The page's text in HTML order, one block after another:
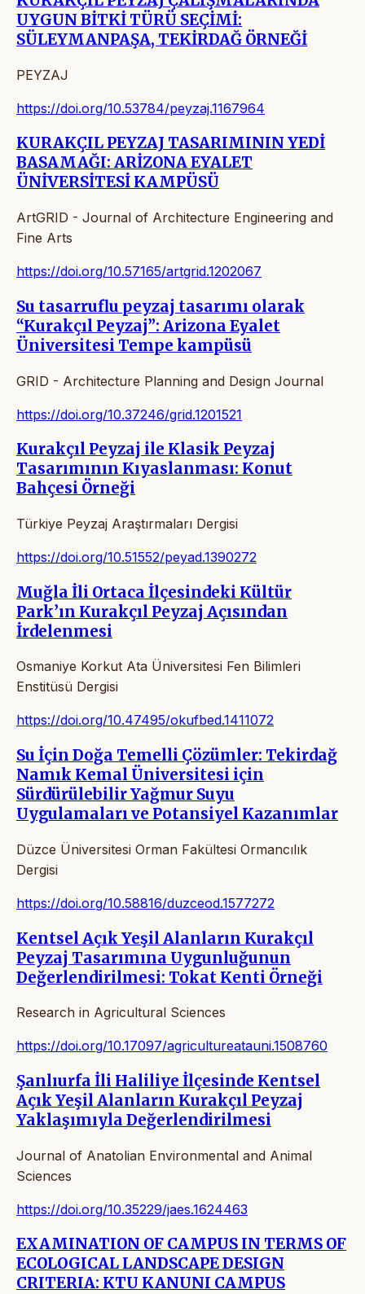
UYGUN BİTKİ TÜRÜ SEÇİMİ:
SÜLEYMANPAŞA, TEKİRDAĞ ÖRNEĞİ
PEYZAJ
https://doi.org/10.53784/peyzaj.1167964
KURAKÇIL PEYZAJ TASARIMININ YEDİ
BASAMAĞI: ARİZONA EYALET
ÜNİVERSİTESİ KAMPÜSÜ
ArtGRID - Journal of Architecture Engineering and
Fine Arts
https://doi.org/10.57165/artgrid.1202067
Su tasarruflu peyzaj tasarımı olarak
“Kurakçıl Peyzaj”: Arizona Eyalet
Üniversitesi Tempe kampüsü
GRID - Architecture Planning and Design Journal
https://doi.org/10.37246/grid.1201521
Kurakçıl Peyzaj ile Klasik Peyzaj
Tasarımının Kıyaslanması: Konut
Bahçesi Örneği
Türkiye Peyzaj Araştırmaları Dergisi
https://doi.org/10.51552/peyad.1390272
Muğla İli Ortaca İlçesindeki Kültür
Park’ın Kurakçıl Peyzaj Açısından
İrdelenmesi
Osmaniye Korkut Ata Üniversitesi Fen Bilimleri
Enstitüsü Dergisi
https://doi.org/10.47495/okufbed.1411072
Su İçin Doğa Temelli Çözümler: Tekirdağ
Namık Kemal Üniversitesi için
Sürdürülebilir Yağmur Suyu
Uygulamaları ve Potansiyel Kazanımlar
Düzce Üniversitesi Orman Fakültesi Ormancılık
Dergisi
https://doi.org/10.58816/duzceod.1577272
Kentsel Açık Yeşil Alanların Kurakçıl
Peyzaj Tasarımına Uygunluğunun
Değerlendirilmesi: Tokat Kenti Örneği
Research in Agricultural Sciences
https://doi.org/10.17097/agricultureatauni.1508760
Şanlıurfa İli Haliliye İlçesinde Kentsel
Açık Yeşil Alanların Kurakçıl Peyzaj
Yaklaşımıyla Değerlendirilmesi
Journal of Anatolian Environmental and Animal
Sciences
https://doi.org/10.35229/jaes.1624463
EXAMINATION OF CAMPUS IN TERMS OF
ECOLOGICAL LANDSCAPE DESIGN
CRITERIA: KTU KANUNI CAMPUS